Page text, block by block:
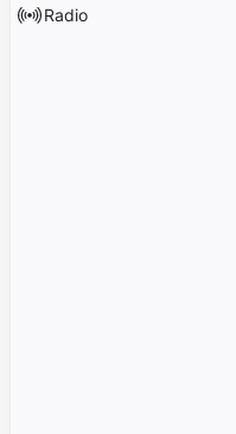
Radio